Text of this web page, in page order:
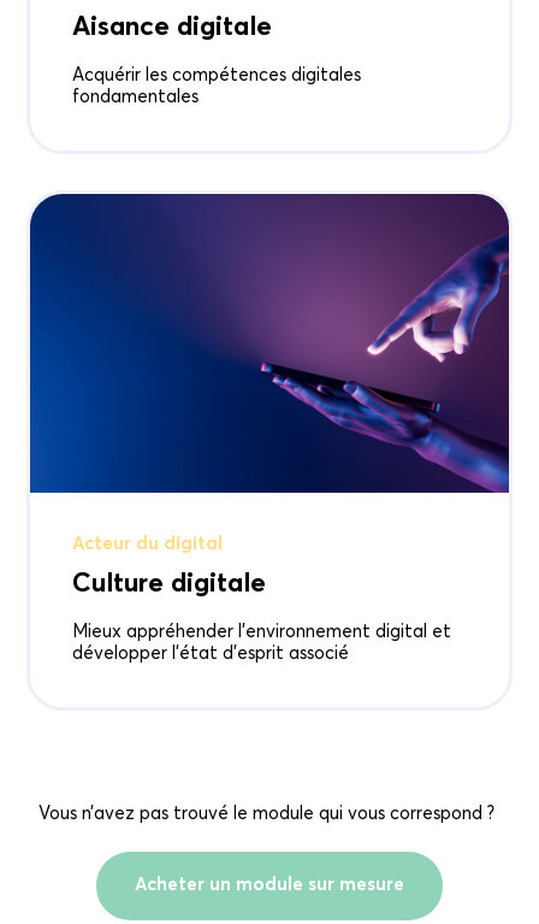
Aisance digitale
Acquérir les compétences digitales
fondamentales
Acteur du digital
Culture digitale
Mieux appréhender l'environnement digital et
développer l'état d'esprit associé
Vous n’avez pas trouvé le module qui vous correspond ?
Acheter un module sur mesure